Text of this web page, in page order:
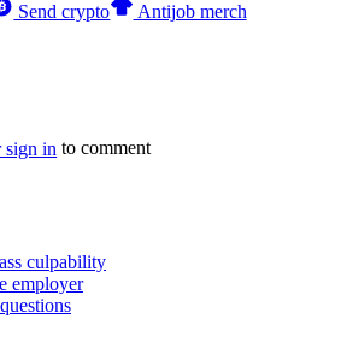
Send crypto Antijob merch
sign in to comment
culpability
employer